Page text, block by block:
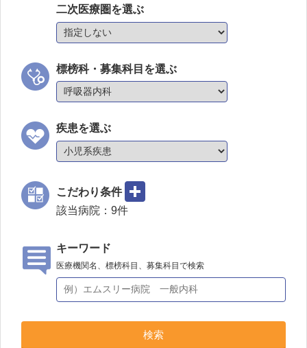
二次医療圏を選ぶ
標榜科・募集科目を選ぶ
疾患を選ぶ
こだわり条件
該当病院： 9件
キーワード
医療機関名、標榜科目、募集科目で検索
検索